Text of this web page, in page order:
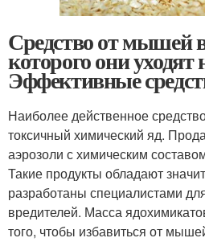
Средство от мышей
которого они уходят
Эффективные
Наиболее действенное
токсичный химический яд.
аэрозоли с химическим
Такие продукты обладают
разработаны специалистами
вредителей. Масса
того, чтобы избавиться от